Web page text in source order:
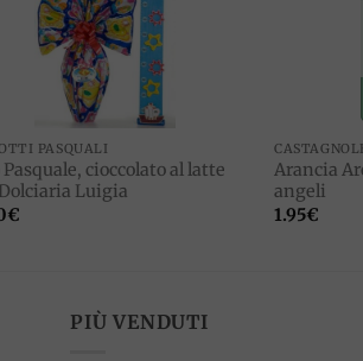
PASQUALI
Pasquale, cioccolato al latte
Luigia
€
Arancia
angeli
1.95€
PIÙ VENDUTI